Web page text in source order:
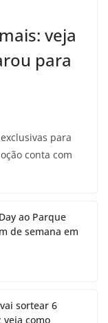
veja
para
para
conta com
ao Parque
de semana em
sortear 6
veja como